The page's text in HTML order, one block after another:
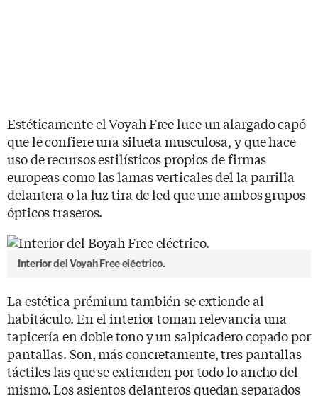
Estéticamente el Voyah Free luce un alargado capó
que le confiere una silueta musculosa, y que hace
uso de recursos estilísticos propios de firmas
europeas como las lamas verticales del la parrilla
delantera o la luz tira de led que une ambos grupos
ópticos traseros.
Interior del Voyah Free eléctrico.
La estética prémium también se extiende al
habitáculo. En el interior toman relevancia una
tapicería en doble tono y un salpicadero copado por
pantallas. Son, más concretamente, tres pantallas
táctiles las que se extienden por todo lo ancho del
mismo. Los asientos delanteros quedan separados